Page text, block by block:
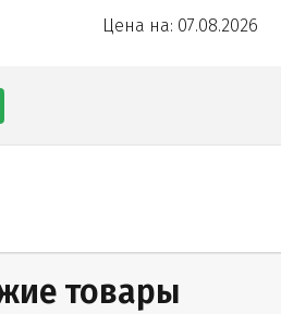
Цена на: 07.08.2026
товары